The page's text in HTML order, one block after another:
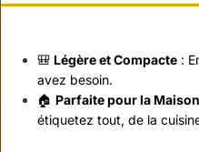
🎒 Légère et Compacte :
avez besoin.
🏠 Parfaite pour la
étiquetez tout, de la